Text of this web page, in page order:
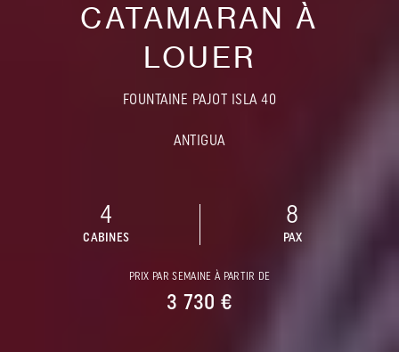
CATAMARAN À
LOUER
FOUNTAINE PAJOT ISLA 40
ANTIGUA
4
CABINES
8
PAX
PRIX PAR SEMAINE À PARTIR DE
3 730 €